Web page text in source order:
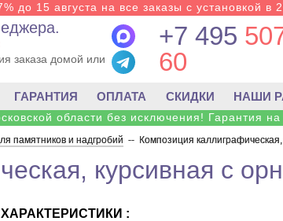
до 15 августа на все заказы с установкой в
заказа домой или
+7 495
60
ГАРАНТИЯ ОПЛАТА СКИДКИ НАШИ
области без исключения! Гарантия
памятников и надгробий -- Композиция
курсивная с
ХАРАКТЕРИСТИКИ :